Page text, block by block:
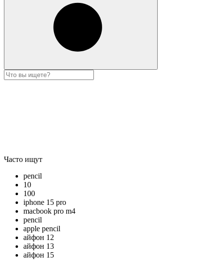
Часто ищут
pencil
10
100
iphone 15 pro
macbook pro m4
pencil
apple pencil
айфон 12
айфон 13
айфон 15